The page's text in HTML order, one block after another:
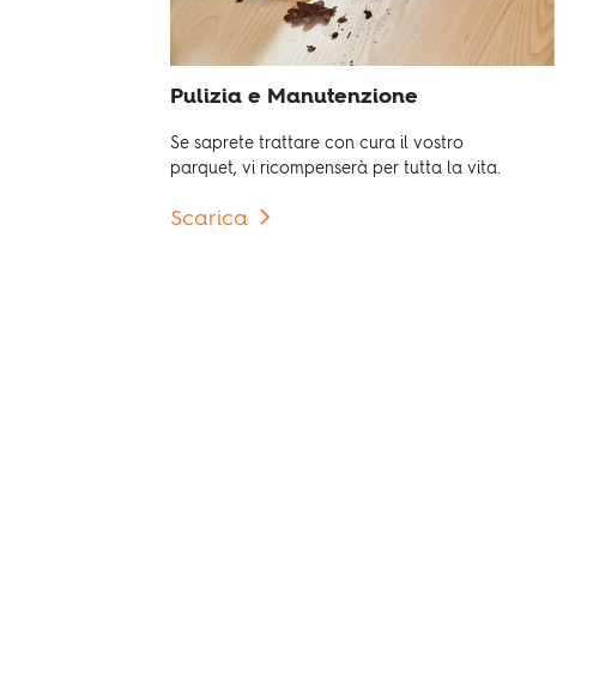
Pulizia e Manutenzione
Se saprete trattare con cura il vostro
parquet, vi ricompenserà per tutta la vita.
Scarica